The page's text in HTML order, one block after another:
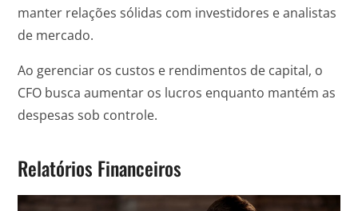
manter relações sólidas com investidores e analistas
de mercado.
Ao gerenciar os custos e rendimentos de capital, o
CFO busca aumentar os lucros enquanto mantém as
despesas sob controle.
Relatórios Financeiros